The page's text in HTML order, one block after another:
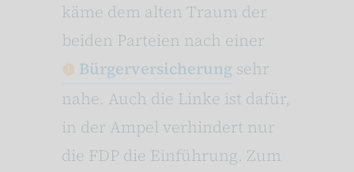
käme dem alten Traum der
beiden Parteien nach einer
Bürgerversicherung sehr
nahe. Auch die Linke ist dafür,
in der Ampel verhindert nur
die FDP die Einführung. Zum